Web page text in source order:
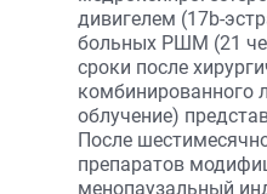
дивигелем (17b-
больных РШМ (21
сроки после
комбинированного
облучение)
После
препаратов
менопаузальный